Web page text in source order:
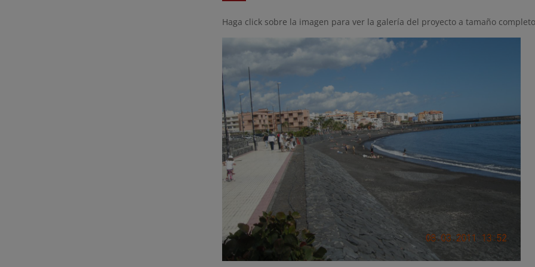
Haga click sobre la imagen para ver la galería del proyecto a tamaño